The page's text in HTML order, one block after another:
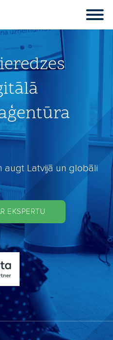
augt Latvijā un globāli
EKSPERTU